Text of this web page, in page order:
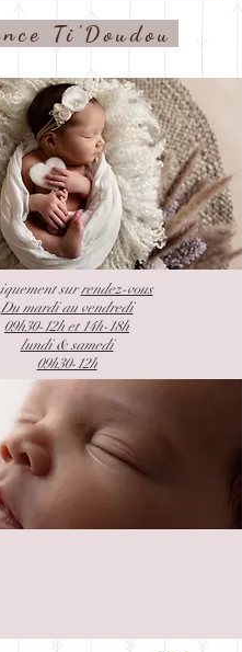
Ti'Doudou
copier les éléments de mon site Julie Locussol
- Tous droits réservés.©
surrendez-vous
Du mardi au vendredi
09h30-12h et 14h-18h
lundi & samedi
09h30-12h